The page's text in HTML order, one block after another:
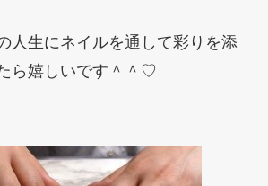
人生にネイルを通して彩りを添
ら嬉しいです＾＾♡